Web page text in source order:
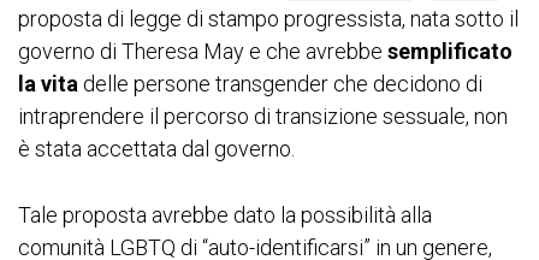
proposta di legge di stampo progressista, nata sotto il
governo di Theresa May e che avrebbe semplificato
la vita delle persone transgender che decidono di
intraprendere il percorso di transizione sessuale, non
è stata accettata dal governo.
Tale proposta avrebbe dato la possibilità alla
comunità LGBTQ di “auto-identificarsi” in un genere,